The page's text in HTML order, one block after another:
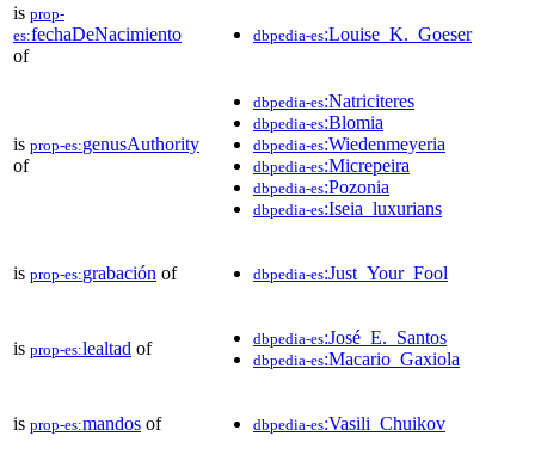
is prop-
es:fechaDeNacimiento
of
dbpedia-es:Louise_K._Goeser
is prop-es:genusAuthority
of
dbpedia-es:Natriciteres
dbpedia-es:Blomia
dbpedia-es:Wiedenmeyeria
dbpedia-es:Micrepeira
dbpedia-es:Pozonia
dbpedia-es:Iseia_luxurians
is prop-es:grabación of dbpedia-es:Just_Your_Fool
is prop-es:lealtad of dbpedia-es:José_E._Santos
dbpedia-es:Macario_Gaxiola
is prop-es:mandos of dbpedia-es:Vasili_Chuikov